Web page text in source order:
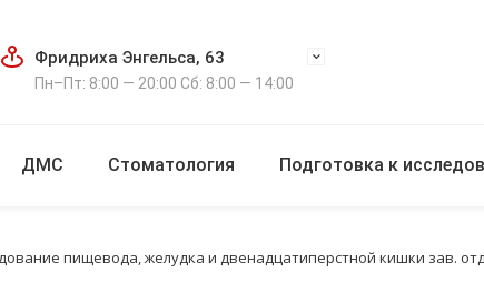
Фридриха Энгельса, 63
Пн–Пт: 8:00 — 20:00 Сб: 8:00 — 14:00
ДМС Стоматология Подготовка к
пищевода, желудка и двенадцатиперстной кишки зав.